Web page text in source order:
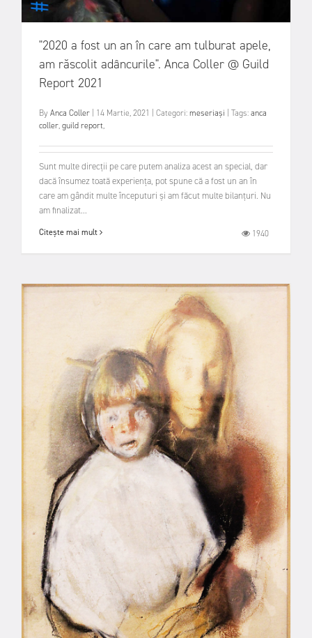
"2020 a fost un an în care am tulburat apele,
am răscolit adâncurile". Anca Coller @ Guild
Report 2021
ByAnca Coller 14 Martie, 2021 Categori:meseriași Tags:anca
coller,guild report,
Sunt multe direcții pe care putem analiza acest an special, dar
dacă însumez toată experiența, pot spune că a fost un an în
care am gândit multe începuturi și am făcut multe bilanțuri. Nu
am finalizat...
1940
Citește mai mult